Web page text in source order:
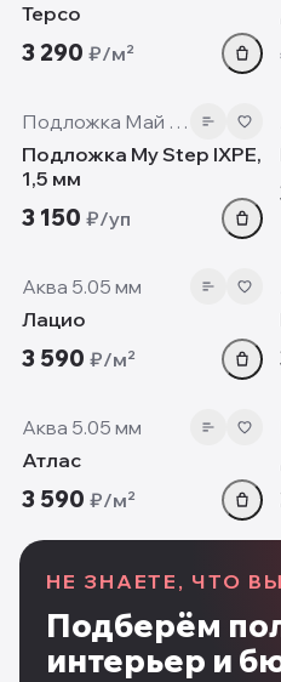
Терсо
3 290 ₽/м²
Подложка Май Степ
Подложка My Step IXPE,
1,5 мм
3 150 ₽/уп
5.05 мм
Аква 5.05 мм
Лацио
3 590 ₽/м²
5.05 мм
Аква 5.05 мм
Атлас
3 590 ₽/м²
НЕ ЗНАЕТЕ, ЧТО
Подберём
интерьер и